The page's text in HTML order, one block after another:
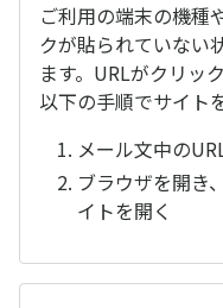
ご利用の端末の機種
クが貼られていない
ます。URLがクリッ
以下の手順でサイト
メール文中の
ブラウザを開き
イトを開く